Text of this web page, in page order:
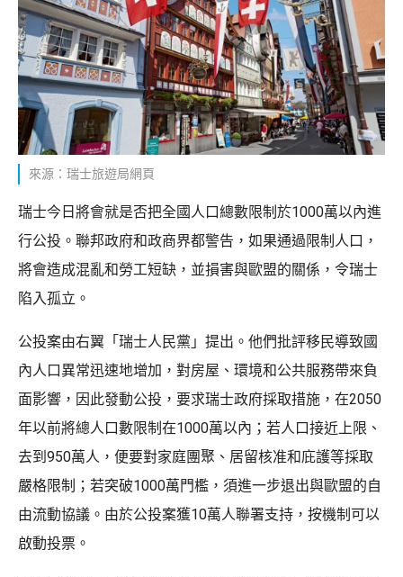
來源：瑞士旅遊局網頁
瑞士今日將會就是否把全國人口總數限制於1000萬以內進
行公投。聯邦政府和政商界都警告，如果通過限制人口，
將會造成混亂和勞工短缺，並損害與歐盟的關係，令瑞士
陷入孤立。
公投案由右翼「瑞士人民黨」提出。他們批評移民導致國
內人口異常迅速地增加，對房屋、環境和公共服務帶來負
面影響，因此發動公投，要求瑞士政府採取措施，在2050
年以前將總人口數限制在1000萬以內；若人口接近上限、
去到950萬人，便要對家庭團聚、居留核准和庇護等採取
嚴格限制；若突破1000萬門檻，須進一步退出與歐盟的自
由流動協議。由於公投案獲10萬人聯署支持，按機制可以
啟動投票。